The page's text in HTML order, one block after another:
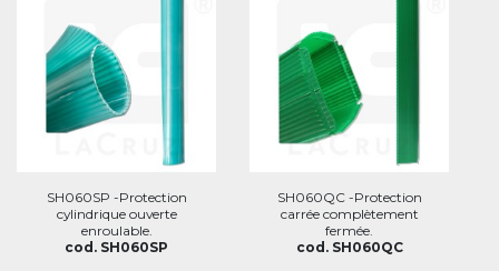
SH060SP -Protection
cylindrique ouverte
enroulable.
cod. SH060SP
SH060QC -Protection
carrée complètement
fermée.
cod. SH060QC